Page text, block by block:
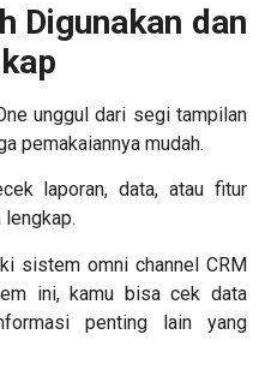
Digunakan dan
unggul dari segi tampilan
pemakaiannya mudah.
laporan, data, atau fitur
lengkap.
sistem omni channel CRM
ini, kamu bisa cek data
penting lain yang